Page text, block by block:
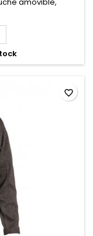
protégera des
les temps.
favorite_border